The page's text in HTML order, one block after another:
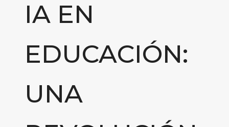
IA EN
EDUCACIÓN:
UNA